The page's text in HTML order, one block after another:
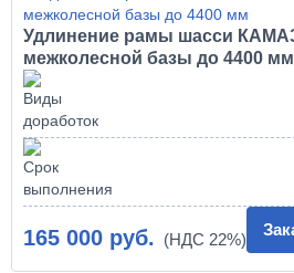
Удлинение рамы шасси
межколесной базы до 4400 мм
165 000 руб.